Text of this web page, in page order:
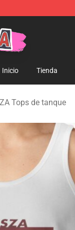
Inicio Tienda
Tops de tanque